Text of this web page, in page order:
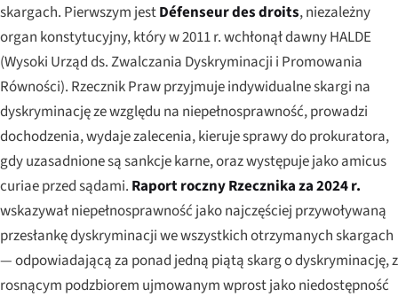
skargach. Pierwszym jestDéfenseur des droits, niezależny
organ konstytucyjny, który w 2011 r. wchłonął dawnyHALDE
(Wysoki Urząd ds. Zwalczania Dyskryminacji i Promowania
Równości). Rzecznik Praw przyjmuje indywidualne skargi na
dyskryminację ze względu na niepełnosprawność, prowadzi
dochodzenia, wydaje zalecenia, kieruje sprawy do prokuratora,
gdy uzasadnione są sankcje karne, oraz występuje jakoamicus
curiaeprzed sądami. Raport roczny Rzecznika za 2024 r.
wskazywał niepełnosprawność jako najczęściej przywoływaną
przesłankę dyskryminacji we wszystkich otrzymanych skargach
— odpowiadającą za ponad jedną piątą skarg o dyskryminację, z
rosnącym podzbiorem ujmowanym wprost jako niedostępność